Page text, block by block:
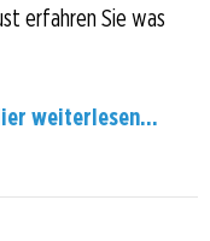
erfahren Sie was
weiterlesen...